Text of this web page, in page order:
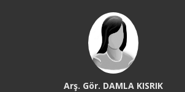
Arş. Gör. DAMLA KISRIK